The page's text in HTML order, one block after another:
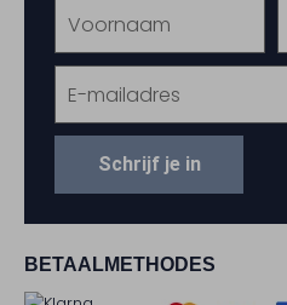
BETAALMETHODES
Schrijf je in